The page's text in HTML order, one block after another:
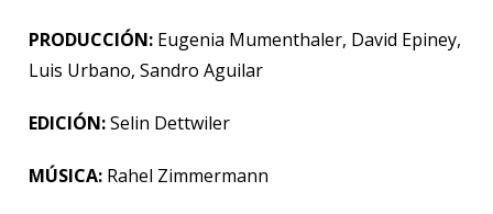
PRODUCCIÓN: Eugenia Mumenthaler, David Epiney,
Luis Urbano, Sandro Aguilar
EDICIÓN:Selin Dettwiler
MÚSICA: Rahel Zimmermann